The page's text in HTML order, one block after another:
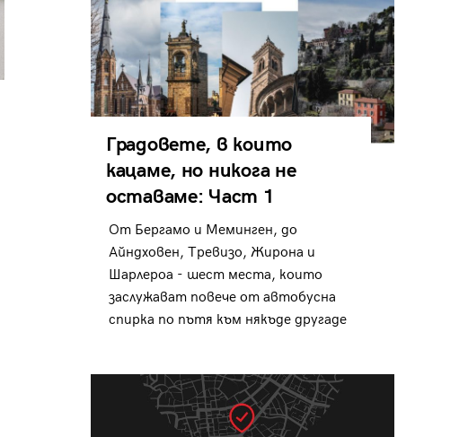
Градовете, в които
кацаме, но никога не
оставаме: Част 1
От Бергамо и Меминген, до
Айндховен, Тревизо, Жирона и
Шарлероа - шест места, които
заслужават повече от автобусна
спирка по пътя към някъде другаде